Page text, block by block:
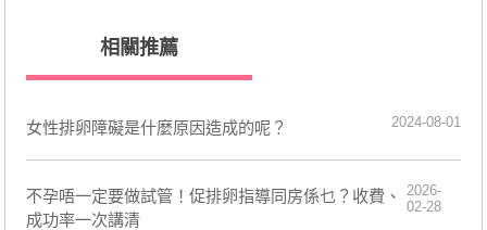
相關推薦
​女性排卵障礙是什麼原因造成的呢？ 2024-08-01
不孕唔一定要做試管！促排卵指導同房係乜？收費、
成功率一次講清
2026-
02-28